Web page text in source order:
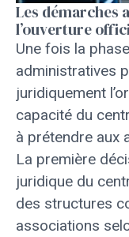
Les démarches
l’ouverture
Une fois la
administratives
juridiquement
capacité du
à prétendre aux
La première
juridique du
des structures
associations